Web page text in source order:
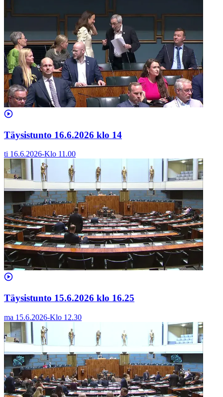
Täysistunto 16.6.2026 klo 14
ti 16.6.2026-Klo 11.00
Täysistunto 15.6.2026 klo 16.25
ma 15.6.2026-Klo 12.30